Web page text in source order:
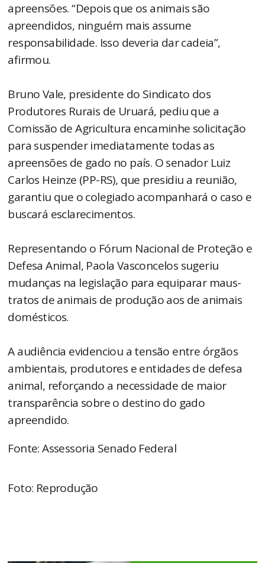
apreensões. “Depois que os animais são
apreendidos, ninguém mais assume
responsabilidade. Isso deveria dar cadeia”,
afirmou.
Bruno Vale, presidente do Sindicato dos
Produtores Rurais de Uruará, pediu que a
Comissão de Agricultura encaminhe solicitação
para suspender imediatamente todas as
apreensões de gado no país. O senador Luiz
Carlos Heinze (PP-RS), que presidiu a reunião,
garantiu que o colegiado acompanhará o caso e
buscará esclarecimentos.
Representando o Fórum Nacional de Proteção e
Defesa Animal, Paola Vasconcelos sugeriu
mudanças na legislação para equiparar maus-
tratos de animais de produção aos de animais
domésticos.
A audiência evidenciou a tensão entre órgãos
ambientais, produtores e entidades de defesa
animal, reforçando a necessidade de maior
transparência sobre o destino do gado
apreendido.
Fonte: Assessoria Senado Federal
Foto: Reprodução